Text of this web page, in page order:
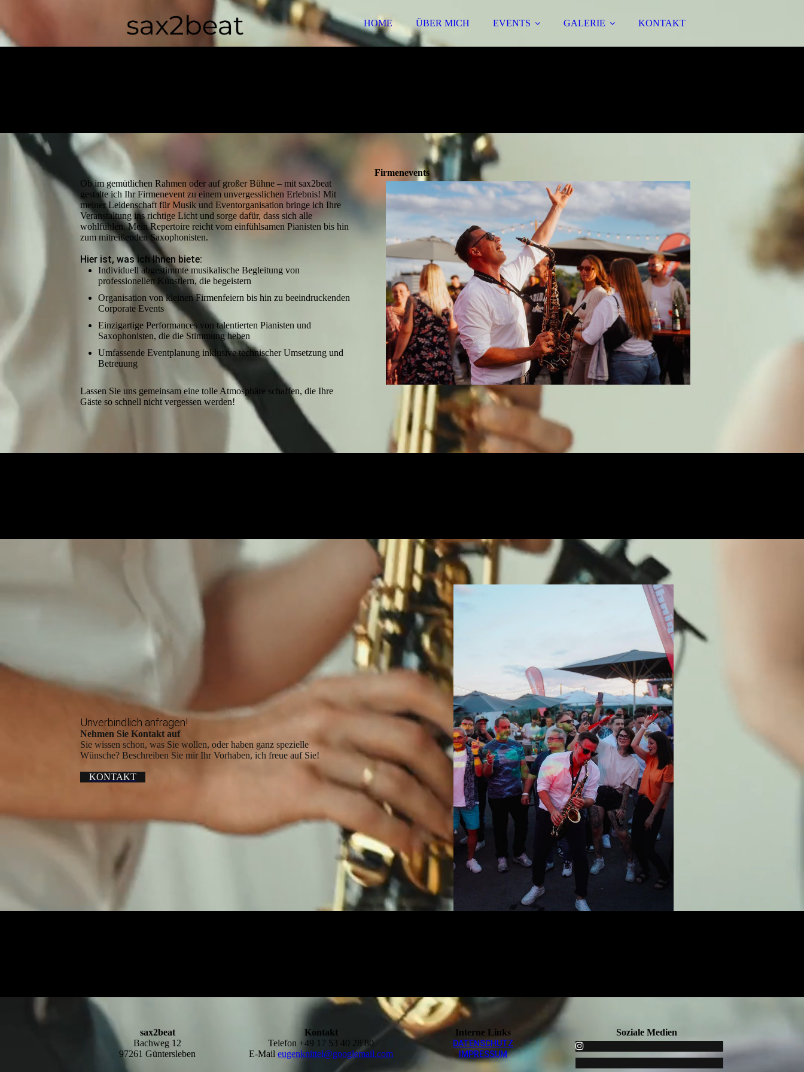
HOME ÜBER MICH EVENTS GALERIE KONTAKT
Firmenevents
Ob im gemütlichen Rahmen oder auf großer Bühne – mit sax2beat
gestalte ich Ihr Firmenevent zu einem unvergesslichen Erlebnis! Mit
meiner Leidenschaft für Musik und Eventorganisation bringe ich Ihre
Veranstaltung ins richtige Licht und sorge dafür, dass sich alle
wohlfühlen. Mein Repertoire reicht vom einfühlsamen Pianisten bis hin
zum mitreißenden Saxophonisten.
Hier ist, was ich Ihnen biete:
Individuell abgestimmte musikalische Begleitung von
professionellen Künstlern, die begeistern
Organisation von kleinen Firmenfeiern bis hin zu beeindruckenden
Corporate Events
Einzigartige Performances von talentierten Pianisten und
Saxophonisten, die die Stimmung heben
Umfassende Eventplanung inklusive technischer Umsetzung und
Betreuung
Lassen Sie uns gemeinsam eine tolle Atmosphäre schaffen, die Ihre
Gäste so schnell nicht vergessen werden!
Unverbindlich anfragen!
Nehmen Sie Kontakt auf
Sie wissen schon, was Sie wollen, oder haben ganz spezielle
Wünsche? Beschreiben Sie mir Ihr Vorhaben, ich freue auf Sie!
KONTAKT
sax2beat
Bachweg 12
97261 Güntersleben
Kontakt
Telefon +49 17 53 40 28 80
E-Maileugenknittel@googlemail.com
Interne Links
DATEN­SCHUTZ
IMPRESSUM
Soziale Medien